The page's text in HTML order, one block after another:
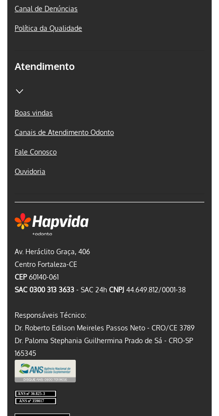
Av. Heráclito Graça, 406
Centro Fortaleza-CE
CEP60140-061
SAC 0300 313 3633 - SAC 24h CNPJ 44.649.812/0001-38
Responsáveis Técnico:
Dr. Roberto Edilson Meireles Passos Neto - CRO/CE 3789
Dr. Paloma Stephania Guilhermina Prado de Sá - CRO-SP
165345
Canal de Denúncias
Política da Qualidade
Atendimento
Boas vindas
Canais de Atendimento Odonto
Fale Conosco
Ouvidoria